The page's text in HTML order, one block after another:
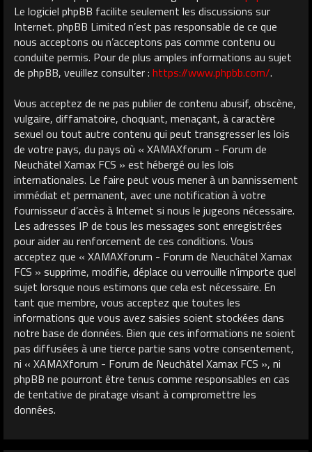
Le logiciel phpBB facilite seulement les discussions sur
Internet. phpBB Limited n’est pas responsable de ce que
nous acceptons ou n’acceptons pas comme contenu ou
conduite permis. Pour de plus amples informations au sujet
de phpBB, veuillez consulter : https://www.phpbb.com/.
Vous acceptez de ne pas publier de contenu abusif, obscène,
vulgaire, diffamatoire, choquant, menaçant, à caractère
sexuel ou tout autre contenu qui peut transgresser les lois
de votre pays, du pays où « XAMAXforum - Forum de
Neuchâtel Xamax FCS » est hébergé ou les lois
internationales. Le faire peut vous mener à un bannissement
immédiat et permanent, avec une notification à votre
fournisseur d’accès à Internet si nous le jugeons nécessaire.
Les adresses IP de tous les messages sont enregistrées
pour aider au renforcement de ces conditions. Vous
acceptez que « XAMAXforum - Forum de Neuchâtel Xamax
FCS » supprime, modifie, déplace ou verrouille n’importe quel
sujet lorsque nous estimons que cela est nécessaire. En
tant que membre, vous acceptez que toutes les
informations que vous avez saisies soient stockées dans
notre base de données. Bien que ces informations ne soient
pas diffusées à une tierce partie sans votre consentement,
ni « XAMAXforum - Forum de Neuchâtel Xamax FCS », ni
phpBB ne pourront être tenus comme responsables en cas
de tentative de piratage visant à compromettre les
données.